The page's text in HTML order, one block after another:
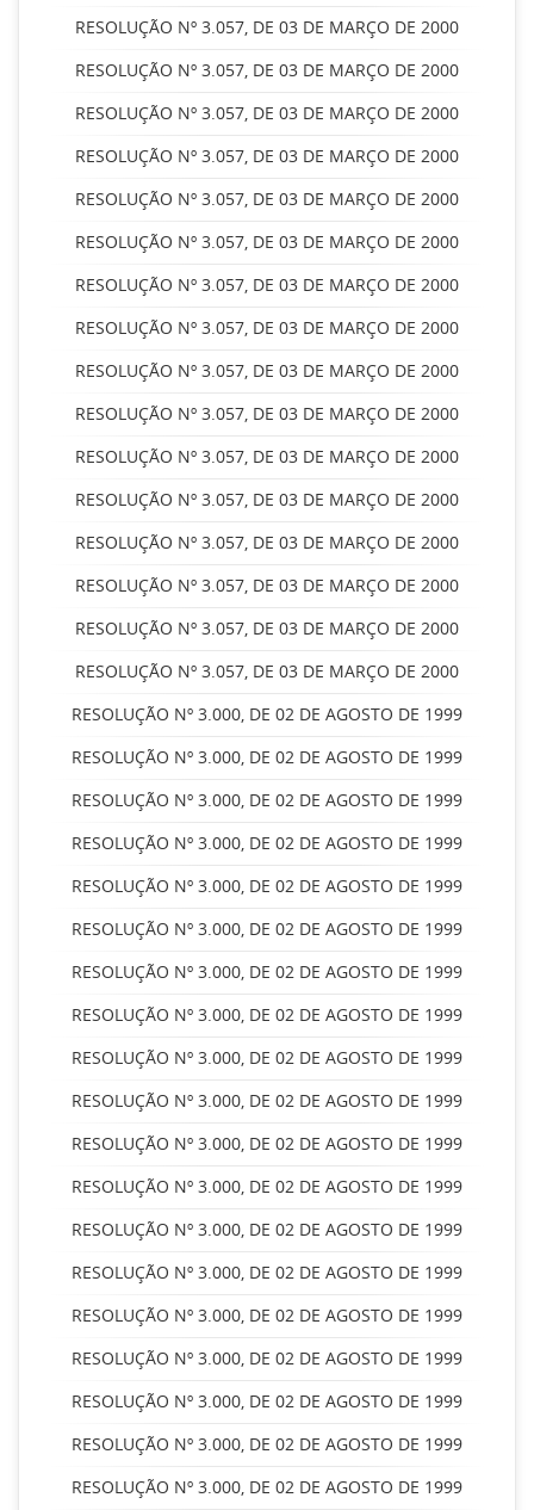
RESOLUÇÃO Nº 3.057, DE 03 DE MARÇO DE 2000
RESOLUÇÃO Nº 3.057, DE 03 DE MARÇO DE 2000
RESOLUÇÃO Nº 3.057, DE 03 DE MARÇO DE 2000
RESOLUÇÃO Nº 3.057, DE 03 DE MARÇO DE 2000
RESOLUÇÃO Nº 3.057, DE 03 DE MARÇO DE 2000
RESOLUÇÃO Nº 3.057, DE 03 DE MARÇO DE 2000
RESOLUÇÃO Nº 3.057, DE 03 DE MARÇO DE 2000
RESOLUÇÃO Nº 3.057, DE 03 DE MARÇO DE 2000
RESOLUÇÃO Nº 3.057, DE 03 DE MARÇO DE 2000
RESOLUÇÃO Nº 3.057, DE 03 DE MARÇO DE 2000
RESOLUÇÃO Nº 3.057, DE 03 DE MARÇO DE 2000
RESOLUÇÃO Nº 3.057, DE 03 DE MARÇO DE 2000
RESOLUÇÃO Nº 3.057, DE 03 DE MARÇO DE 2000
RESOLUÇÃO Nº 3.057, DE 03 DE MARÇO DE 2000
RESOLUÇÃO Nº 3.057, DE 03 DE MARÇO DE 2000
RESOLUÇÃO Nº 3.057, DE 03 DE MARÇO DE 2000
RESOLUÇÃO Nº 3.000, DE 02 DE AGOSTO DE 1999
RESOLUÇÃO Nº 3.000, DE 02 DE AGOSTO DE 1999
RESOLUÇÃO Nº 3.000, DE 02 DE AGOSTO DE 1999
RESOLUÇÃO Nº 3.000, DE 02 DE AGOSTO DE 1999
RESOLUÇÃO Nº 3.000, DE 02 DE AGOSTO DE 1999
RESOLUÇÃO Nº 3.000, DE 02 DE AGOSTO DE 1999
RESOLUÇÃO Nº 3.000, DE 02 DE AGOSTO DE 1999
RESOLUÇÃO Nº 3.000, DE 02 DE AGOSTO DE 1999
RESOLUÇÃO Nº 3.000, DE 02 DE AGOSTO DE 1999
RESOLUÇÃO Nº 3.000, DE 02 DE AGOSTO DE 1999
RESOLUÇÃO Nº 3.000, DE 02 DE AGOSTO DE 1999
RESOLUÇÃO Nº 3.000, DE 02 DE AGOSTO DE 1999
RESOLUÇÃO Nº 3.000, DE 02 DE AGOSTO DE 1999
RESOLUÇÃO Nº 3.000, DE 02 DE AGOSTO DE 1999
RESOLUÇÃO Nº 3.000, DE 02 DE AGOSTO DE 1999
RESOLUÇÃO Nº 3.000, DE 02 DE AGOSTO DE 1999
RESOLUÇÃO Nº 3.000, DE 02 DE AGOSTO DE 1999
RESOLUÇÃO Nº 3.000, DE 02 DE AGOSTO DE 1999
RESOLUÇÃO Nº 3.000, DE 02 DE AGOSTO DE 1999